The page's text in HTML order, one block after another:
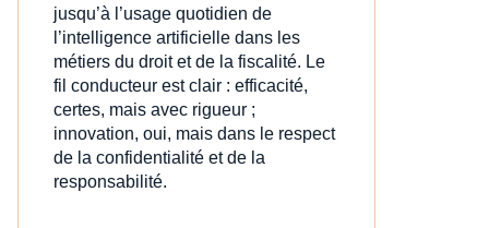
jusqu’à l’usage quotidien de
l’intelligence artificielle dans les
métiers du droit et de la fiscalité. Le
fil conducteur est clair : efficacité,
certes, mais avec rigueur ;
innovation, oui, mais dans le respect
de la confidentialité et de la
responsabilité.